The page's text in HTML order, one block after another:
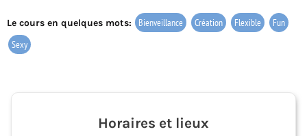
Le cours en quelques mots: Bienveillance Création Flexible
Fun
Sexy
Horaires et lieux